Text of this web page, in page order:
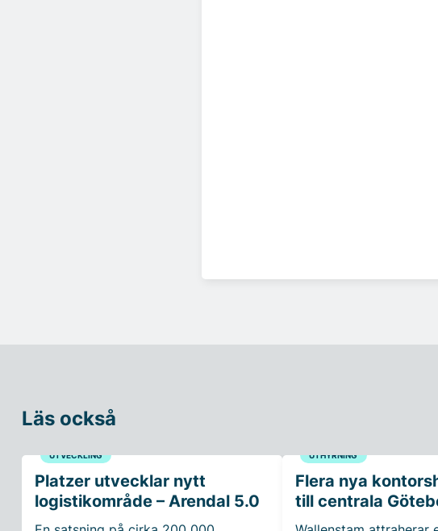
Läs också
UTVECKLING
Platzer utvecklar nytt
logistikområde – Arendal 5.0
UTHYRNING
Flera nya
till centrala